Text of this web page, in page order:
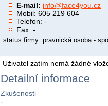
E-mail: info@face4you.cz
Mobil: 605 219 604
Telefon: -
Fax: -
status firmy: pravnická osoba -
Uživatel zatím nemá žádné
Detailní informace
Zkušenosti
-